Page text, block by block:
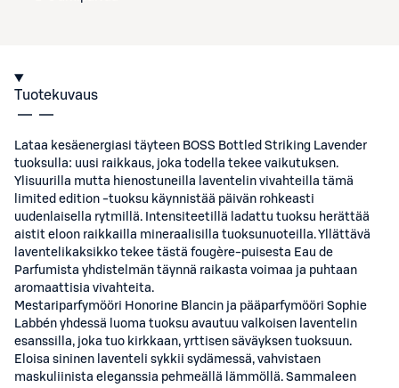
Tuotekuvaus
Lataa kesäenergiasi täyteen BOSS Bottled Striking Lavender
tuoksulla: uusi raikkaus, joka todella tekee vaikutuksen.
Ylisuurilla mutta hienostuneilla laventelin vivahteilla tämä
limited edition -tuoksu käynnistää päivän rohkeasti
uudenlaisella rytmillä. Intensiteetillä ladattu tuoksu herättää
aistit eloon raikkailla mineraalisilla tuoksunuoteilla. Yllättävä
laventelikaksikko tekee tästä fougère-puisesta Eau de
Parfumista yhdistelmän täynnä raikasta voimaa ja puhtaan
aromaattisia vivahteita.
Mestariparfymööri Honorine Blancin ja pääparfymööri Sophie
Labbén yhdessä luoma tuoksu avautuu valkoisen laventelin
esanssilla, joka tuo kirkkaan, yrttisen säväyksen tuoksuun.
Eloisa sininen laventeli sykkii sydämessä, vahvistaen
maskuliinista eleganssia pehmeällä lämmöllä. Sammaleen